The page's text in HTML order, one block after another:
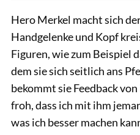
Hero Merkel macht sich
Handgelenke und Kopf
Figuren, wie zum Beispiel
dem sie sich seitlich ans
bekommt sie Feedback
froh, dass ich mit ihm
was ich besser machen